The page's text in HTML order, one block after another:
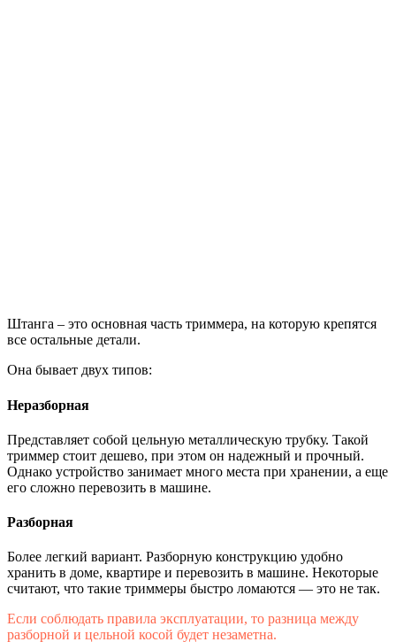
Штанга – это основная часть триммера, на которую крепятся
все остальные детали.
Она бывает двух типов:
Неразборная
Представляет собой цельную металлическую трубку. Такой
триммер стоит дешево, при этом он надежный и прочный.
Однако устройство занимает много места при хранении, а еще
его сложно перевозить в машине.
Разборная
Более легкий вариант. Разборную конструкцию удобно
хранить в доме, квартире и перевозить в машине. Некоторые
считают, что такие триммеры быстро ломаются — это не так.
Если соблюдать правила эксплуатации, то разница между
разборной и цельной косой будет незаметна.